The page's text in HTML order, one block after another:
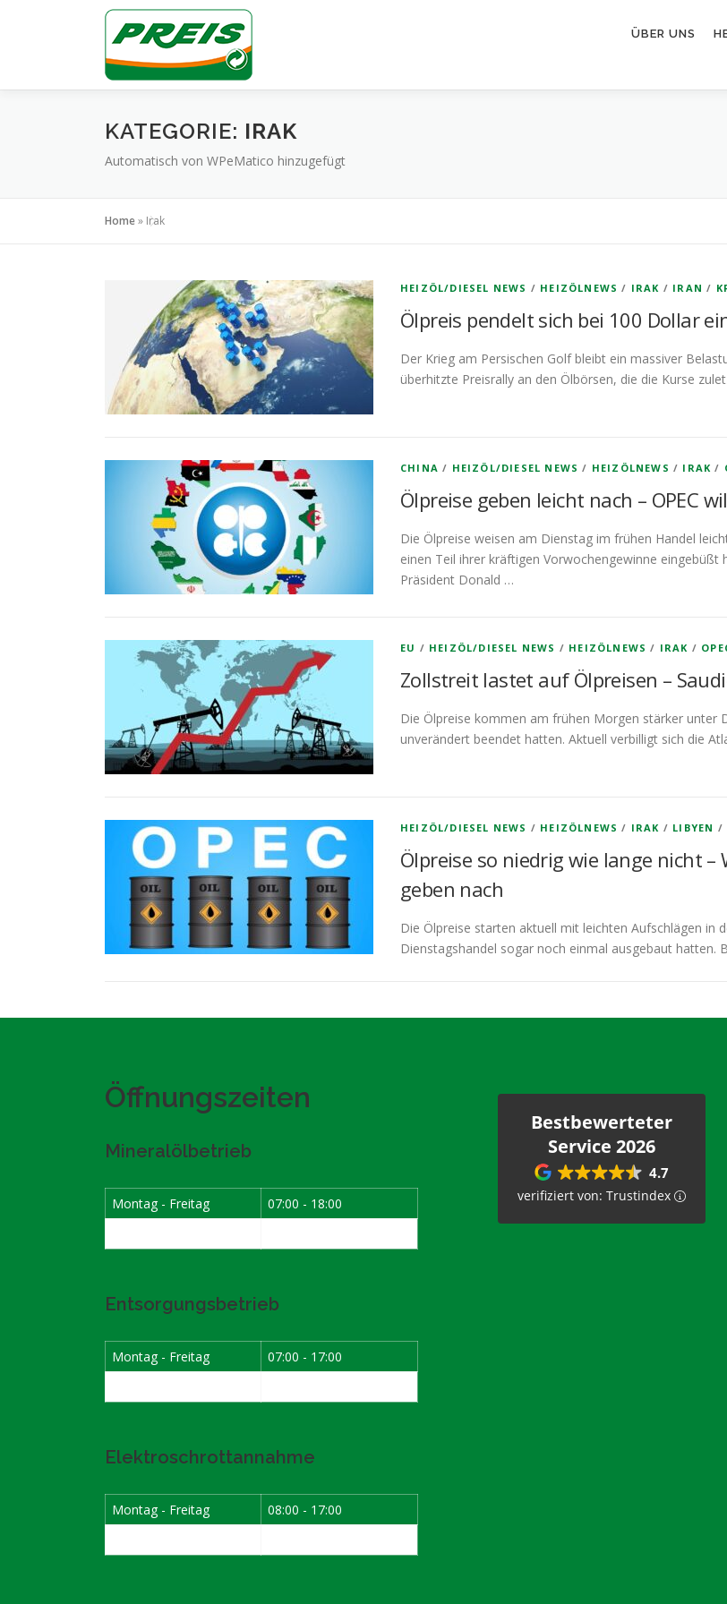
ÜBER UNS
KATEGORIE: IRAK
Automatisch von WPeMatico hinzugefügt
Home» Irak
HEIZÖL/DIESEL NEWS / HEIZÖLNEWS / IRAK / IRAN /
Ölpreis pendelt sich bei 100 Dollar
Der Krieg am Persischen Golf bleibt ein massiver
überhitzte Preisrally an den Ölbörsen, die die Kurse
CHINA / HEIZÖL/DIESEL NEWS / HEIZÖLNEWS / IRAK /
Ölpreise geben leicht nach – OPEC
Die Ölpreise weisen am Dienstag im frühen Handel
einen Teil ihrer kräftigen Vorwochengewinne
Präsident Donald …
EU / HEIZÖL/DIESEL NEWS / HEIZÖLNEWS / IRAK /
Zollstreit lastet auf Ölpreisen –
Die Ölpreise kommen am frühen Morgen stärker unter
unverändert beendet hatten. Aktuell verbilligt sich die
HEIZÖL/DIESEL NEWS / HEIZÖLNEWS / IRAK / LIBYEN /
Ölpreise so niedrig wie lange nicht –
geben nach
Die Ölpreise starten aktuell mit leichten Aufschlägen in
Dienstagshandel sogar noch einmal ausgebaut
Öffnungszeiten
Mineralölbetrieb
Montag - Freitag
07:00 - 18:00
Entsorgungsbetrieb
Montag - Freitag
07:00 - 17:00
Elektroschrottannahme
Montag - Freitag
08:00 - 17:00
Bestbewerteter
Service 2026
4.7
verifiziert von: Trustindex